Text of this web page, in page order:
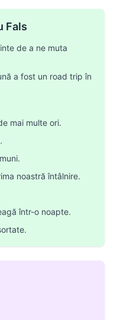
Fals
de a ne muta
a fost un road trip în
mai multe ori.
noastră întâlnire.
într-o noapte.